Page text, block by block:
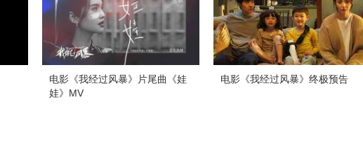
电影《我经过风暴》片尾曲《娃
娃》MV
电影《我经过风暴》终极预告